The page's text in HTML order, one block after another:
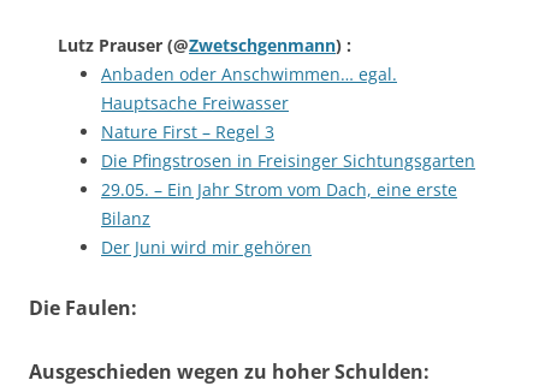
Lutz Prauser (@Zwetschgenmann) :
Anbaden oder Anschwimmen… egal.
Hauptsache Freiwasser
Nature First – Regel 3
Die Pfingstrosen in Freisinger Sichtungsgarten
29.05. – Ein Jahr Strom vom Dach, eine erste
Bilanz
Der Juni wird mir gehören
Die Faulen:
Ausgeschieden wegen zu hoher Schulden: